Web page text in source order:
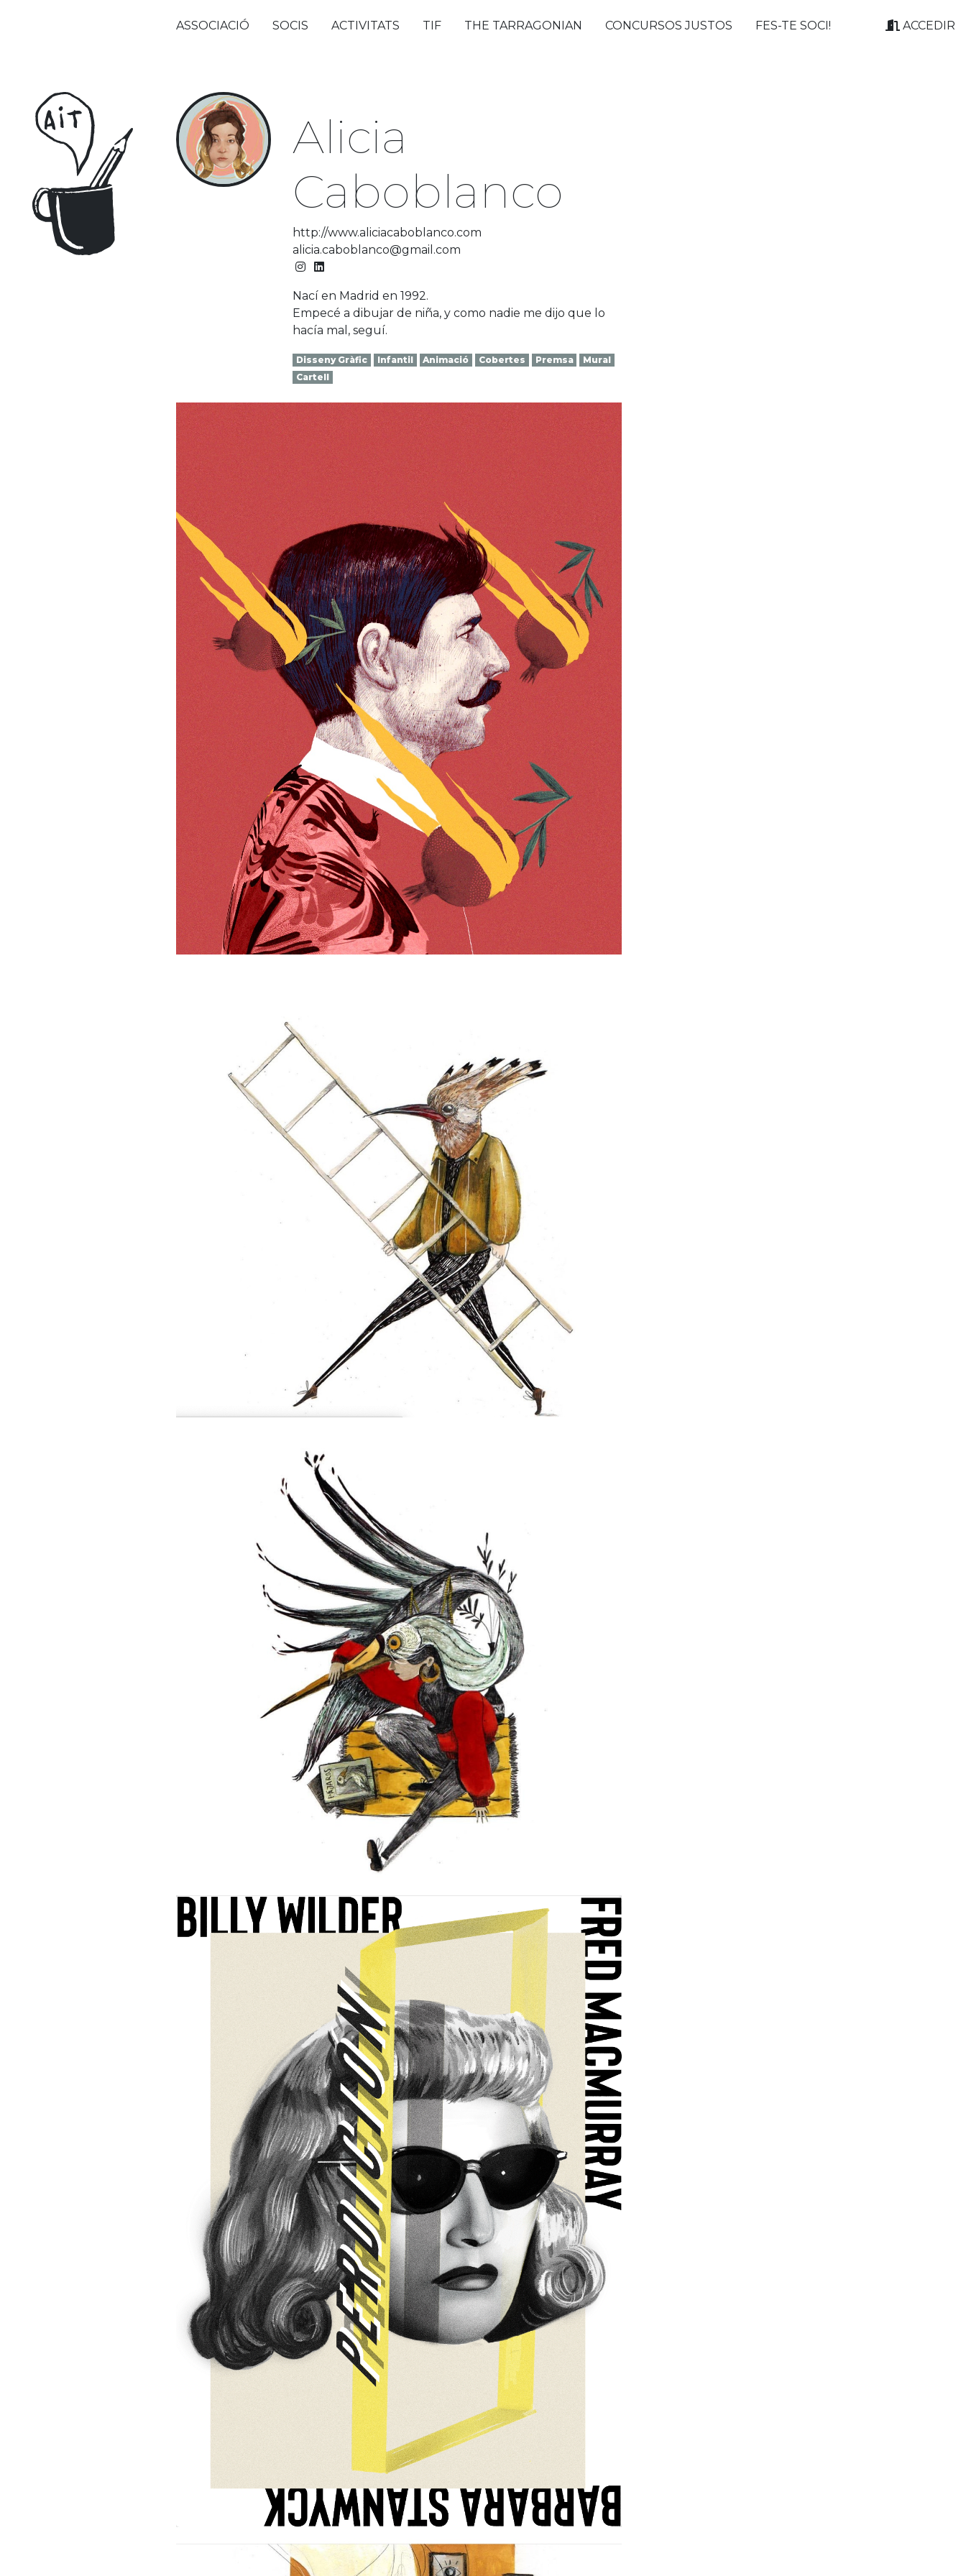
ASSOCIACIÓ SOCIS ACTIVITATS TIF THE TARRAGONIAN CONCURSOS JUSTOS FES-TE SOCI! ACCEDIR
Alicia
Caboblanco
http://www.aliciacaboblanco.com
alicia.caboblanco@gmail.com
Nací en Madrid en 1992.
Empecé a dibujar de niña, y como nadie me dijo que lo
hacía mal, seguí.
Disseny Gràfic Infantil Animació Cobertes Premsa
Mural
Cartell